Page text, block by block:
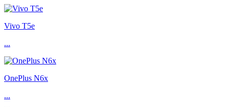
Vivo T5e
...
OnePlus N6x
...